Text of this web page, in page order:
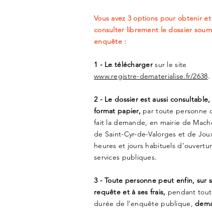
Vous avez 3 options pour obtenir et
consulter librement le dossier
enquête :
1 - Le télécharger sur le site
www.registre-dematerialise.fr/2638.
2 - Le dossier est aussi consultable,
format papier,par toute personne
fait la demande, en mairie de
de Saint-Cyr-de-Valorges et de
heures et jours habituels
services publiques.
3 - Toute personne peut enfin, sur
requête et à ses frais, pendant
durée de l’enquête publique,